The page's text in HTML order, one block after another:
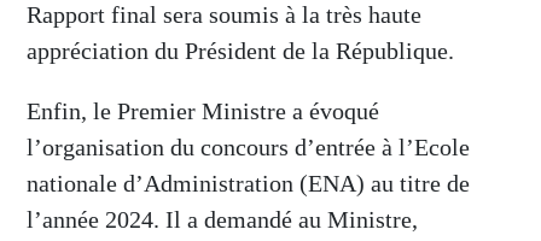
Rapport final sera soumis à la très haute
appréciation du Président de la République.
Enfin, le Premier Ministre a évoqué
l’organisation du concours d’entrée à l’Ecole
nationale d’Administration (ENA) au titre de
l’année 2024. Il a demandé au Ministre,